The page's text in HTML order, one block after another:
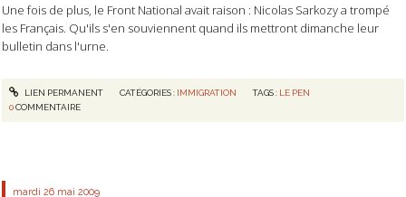
Une fois de plus, le Front National avait raison : Nicolas Sarkozy a trompé
les Français. Qu'ils s'en souviennent quand ils mettront dimanche leur
bulletin dans l'urne.
LIEN PERMANENT CATÉGORIES : IMMIGRATION TAGS : LE PEN
0COMMENTAIRE
mardi 26 mai 2009